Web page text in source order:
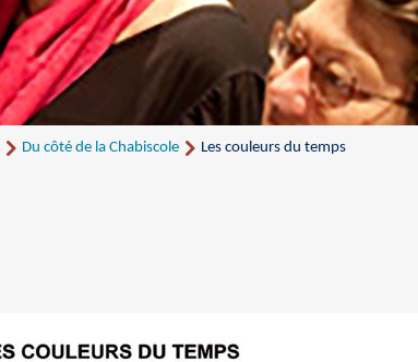
Du côté de la Chabiscole Les couleurs du temps